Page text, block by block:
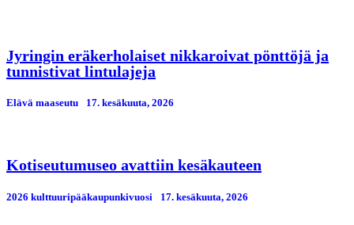
Jyringin eräkerholaiset nikkaroivat pönttöjä ja
tunnistivat lintulajeja
Elävä maaseutu 17. kesäkuuta, 2026
Kotiseutumuseo avattiin kesäkauteen
2026 kulttuuripääkaupunkivuosi 17. kesäkuuta, 2026